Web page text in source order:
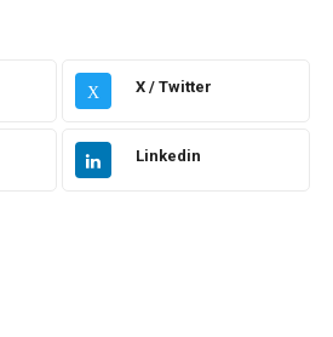
İnternet
Politika & Siyaset
X X / Twitter
Linkedin